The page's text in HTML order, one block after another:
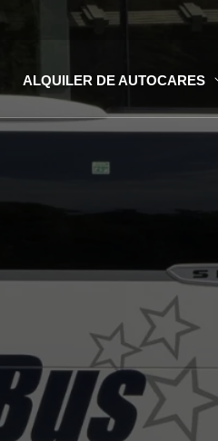
ALQUILER DE AUTOCARES